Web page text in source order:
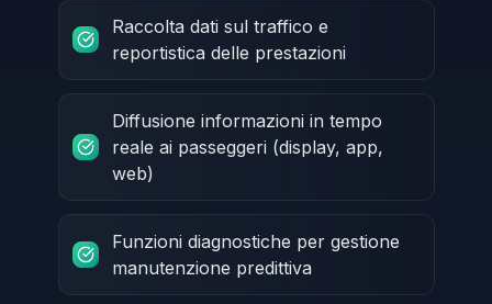
Raccolta dati sul traffico e
reportistica delle prestazioni
Diffusione informazioni in tempo
reale ai passeggeri (display, app,
web)
Funzioni diagnostiche per gestione
manutenzione predittiva